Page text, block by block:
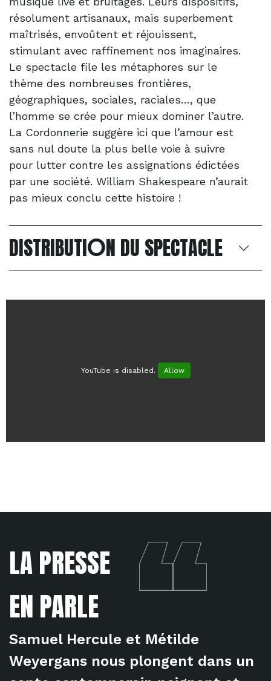
YouTube is disabled. Allow
résolument artisanaux, mais superbement
maîtrisés, envoûtent et réjouissent,
stimulant avec raffinement nos imaginaires.
Le spectacle file les métaphores sur le
thème des nombreuses frontières,
géographiques, sociales, raciales…, que
l’homme se crée pour mieux dominer l’autre.
La Cordonnerie suggère ici que l’amour est
sans nul doute la plus belle voie à suivre
pour lutter contre les assignations édictées
par une société. William Shakespeare n’aurait
pas mieux conclu cette histoire !
DISTRIBUTION DU SPECTACLE
LA PRESSE
EN PARLE
Samuel Hercule et Métilde
Weyergans nous plongent dans un